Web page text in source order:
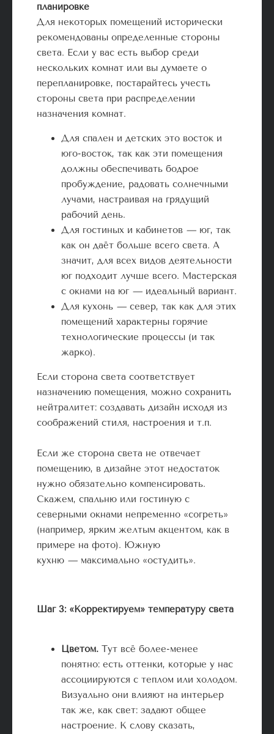
планировке
Для некоторых помещений исторически
рекомендованы определенные стороны
света. Если у вас есть выбор среди
нескольких комнат или вы думаете о
перепланировке, постарайтесь учесть
стороны света при распределении
назначения комнат.
Для спален и детских это восток и
юго-восток, так как эти помещения
должны обеспечивать бодрое
пробуждение, радовать солнечными
лучами, настраивая на грядущий
рабочий день.
Для гостиных и кабинетов — юг, так
как он даёт больше всего света. А
значит, для всех видов деятельности
юг подходит лучше всего. Мастерская
с окнами на юг — идеальный вариант.
Для кухонь — север, так как для этих
помещений характерны горячие
технологические процессы (и так
жарко).
Если сторона света соответствует
назначению помещения, можно сохранить
нейтралитет: создавать дизайн исходя из
соображений стиля, настроения и т.п.
Если же сторона света не отвечает
помещению, в дизайне этот недостаток
нужно обязательно компенсировать.
Скажем, спальню или гостиную с
северными окнами непременно «согреть»
(например, ярким желтым акцентом, как в
примере на фото). Южную
кухню — максимально «остудить».
Шаг 3: «Корректируем» температуру света
Цветом. Тут всё более-менее
понятно: есть оттенки, которые у нас
ассоциируются с теплом или холодом.
Визуально они влияют на интерьер
так же, как свет: задают общее
настроение. К слову сказать,